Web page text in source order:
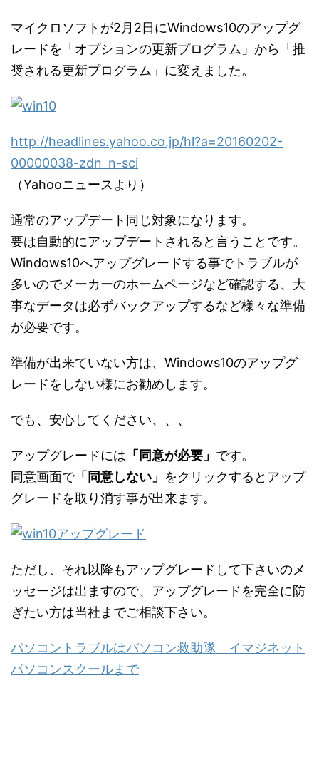
マイクロソフトが2月2日にWindows10のアップグ
レードを「オプションの更新プログラム」から「推
奨される更新プログラム」に変えました。
http://headlines.yahoo.co.jp/hl?a=20160202-
00000038-zdn_n-sci
（Yahooニュースより）
通常のアップデート同じ対象になります。
要は自動的にアップデートされると言うことです。
Windows10へアップグレードする事でトラブルが
多いのでメーカーのホームページなど確認する、大
事なデータは必ずバックアップするなど様々な準備
が必要です。
準備が出来ていない方は、Windows10のアップグ
レードをしない様にお勧めします。
でも、安心してください、、、
アップグレードには 「同意が必要」 です。
同意画面で「同意しない」 をクリックするとアップ
グレードを取り消す事が出来ます。
ただし、それ以降もアップグレードして下さいのメ
ッセージは出ますので、アップグレードを完全に防
ぎたい方は当社までご相談下さい。
パソコントラブルはパソコン救助隊 イマジネット
パソコンスクールまで